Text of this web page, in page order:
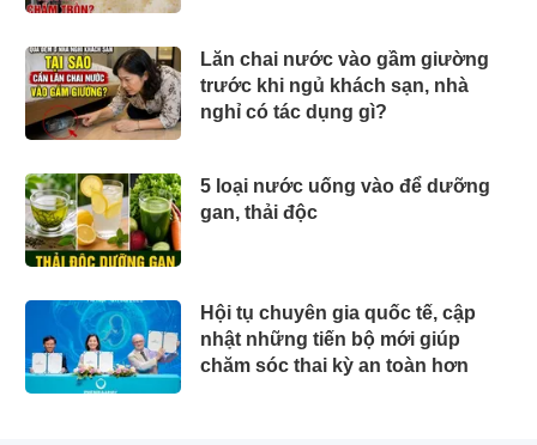
Lăn chai nước vào gầm giường
trước khi ngủ khách sạn, nhà
nghỉ có tác dụng gì?
5 loại nước uống vào để dưỡng
gan, thải độc
Hội tụ chuyên gia quốc tế, cập
nhật những tiến bộ mới giúp
chăm sóc thai kỳ an toàn hơn